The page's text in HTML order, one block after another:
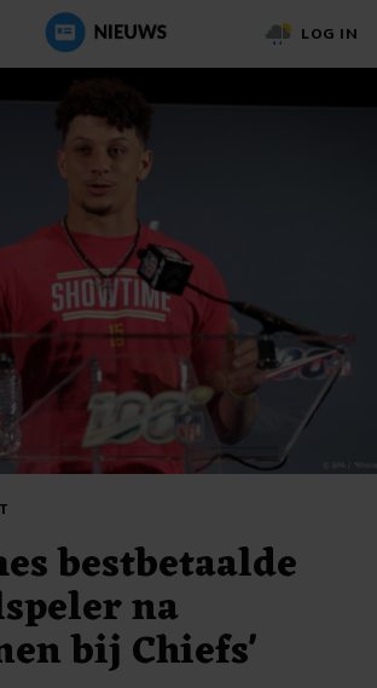
LOG IN
bestbetaalde
na
bij Chiefs'